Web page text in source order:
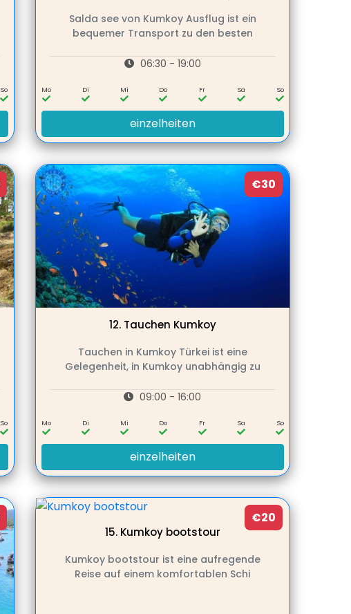
So
Salda see von Kumkoy Ausflug ist ein
bequemer Transport zu den besten
06:30 - 19:00
Mo Di Mi Do Fr Sa So
einzelheiten
So
€30
12. Tauchen Kumkoy
Tauchen in Kumkoy Türkei ist eine
Gelegenheit, in Kumkoy unabhängig zu
09:00 - 16:00
Mo Di Mi Do Fr Sa So
einzelheiten
€20
15. Kumkoy bootstour
Kumkoy bootstour ist eine aufregende
Reise auf einem komfortablen Schi